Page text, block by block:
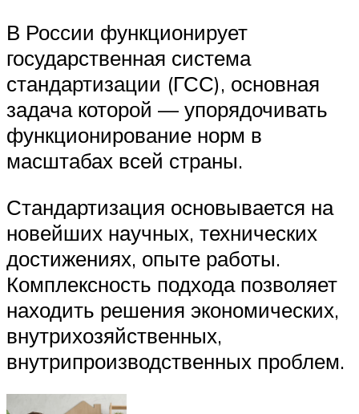
В России функционирует
государственная система
стандартизации (ГСС), основная
задача которой — упорядочивать
функционирование норм в
масштабах всей страны.
Стандартизация основывается на
новейших научных, технических
достижениях, опыте работы.
Комплексность подхода позволяет
находить решения экономических,
внутрихозяйственных,
внутрипроизводственных проблем.